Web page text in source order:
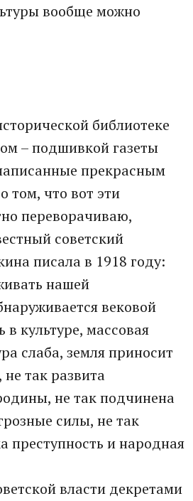
вообще можно
библиотеке
– подшивкой газеты
прекрасным
том, что вот эти
переворачиваю,
советский
писала в 1918 году:
нашей
вековой
в культуре, массовая
слаба, земля приносит
так развита
не так подчинена
силы, не так
преступность и народная
власти декретами